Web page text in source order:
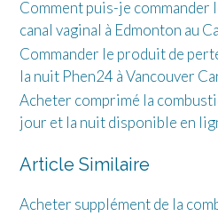
Comment puis-je commander
canal vaginal à Edmonton au
Commander le produit de
la nuit Phen24 à Vancouver
Acheter comprimé la
jour et la nuit disponible en
Article Similaire
Acheter supplément de la